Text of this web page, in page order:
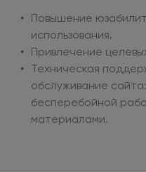
Повышение
использования.
Привлечение
Техническая
обслуживание
бесперебойной
материалами.